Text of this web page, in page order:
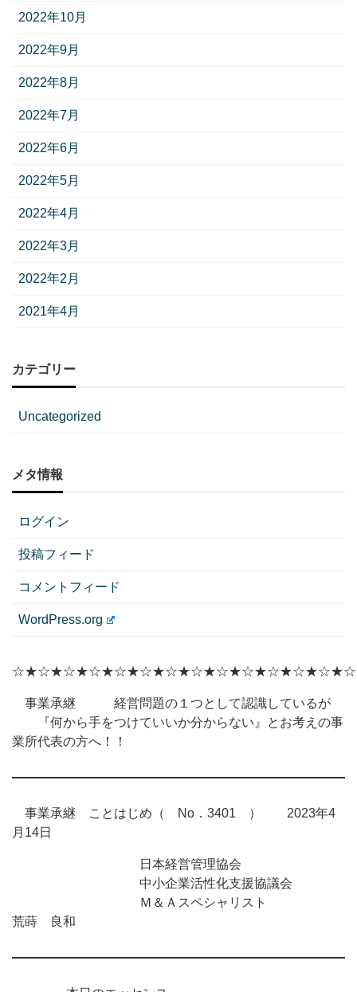
2022年10月
2022年9月
2022年8月
2022年7月
2022年6月
2022年5月
2022年4月
2022年3月
2022年2月
2021年4月
カテゴリー
Uncategorized
メタ情報
ログイン
投稿フィード
コメントフィード
WordPress.org
事業承継 経営問題の１つとして認識しているが
『何から手をつけていいか分からない』とお考えの事
業所代表の方へ！！
事業承継 ことはじめ（ No．3401 ） 2023年4
月14日
日本経営管理協会
中小企業活性化支援協議会
Ｍ＆Ａスペシャリスト
荒蒔 良和